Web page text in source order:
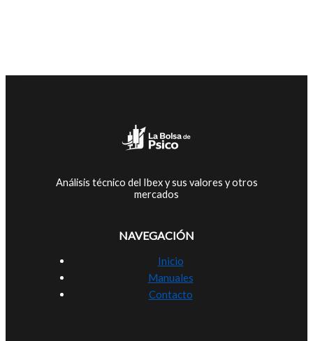
Análisis técnico del Ibex y sus valores y otros
mercados
NAVEGACIÓN
Inicio
Manuales
Contacto